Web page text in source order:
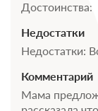
Трехразовое
Требуется
Достоинства:
Недостатки
Недостатки:
Комментарий
Мама